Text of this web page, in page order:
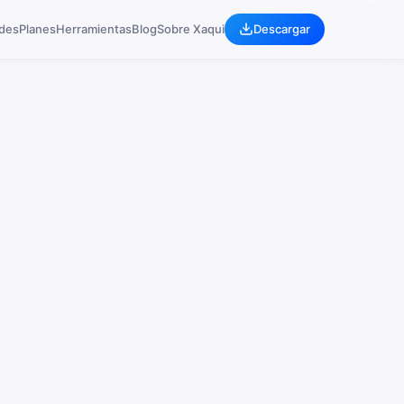
PlanesHerramientasBlogSobre Xaqui Descargar